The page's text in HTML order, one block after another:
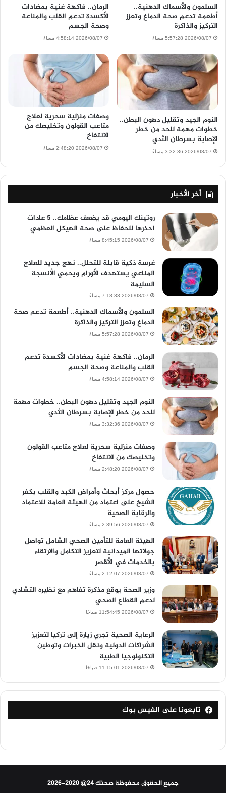
السلمون والأسماك الدهنية..
أطعمة تدعم صحة الدماغ وتعزز
التركيز والذاكرة
2026/08/07 5:57:28 مساءً
الرمان.. فاكهة غنية بمضادات
الأكسدة تدعم القلب والمناعة
وصحة الجسم
2026/08/07 4:58:14 مساءً
النوم الجيد وتقليل دهون البطن..
خطوات مهمة للحد من خطر
الإصابة بسرطان الثدي
2026/08/07 3:32:36 مساءً
وصفات منزلية سحرية لعلاج
متاعب القولون وتخليصك من
الانتفاخ
2026/08/07 2:48:20 مساءً
أخر الأخبار
روتينك اليومي قد يضعف عظامك.. 5 عادات
احذرها للحفاظ على صحة الهيكل العظمي
2026/08/07 8:45:15 مساءً
غرسة ذكية قابلة للتحلل.. نهج جديد للعلاج
المناعي يستهدف الأورام ويحمي الأنسجة
السليمة
2026/08/07 7:18:33 مساءً
السلمون والأسماك الدهنية.. أطعمة تدعم صحة
الدماغ وتعزز التركيز والذاكرة
2026/08/07 5:57:28 مساءً
الرمان.. فاكهة غنية بمضادات الأكسدة تدعم
القلب والمناعة وصحة الجسم
2026/08/07 4:58:14 مساءً
النوم الجيد وتقليل دهون البطن.. خطوات مهمة
للحد من خطر الإصابة بسرطان الثدي
2026/08/07 3:32:36 مساءً
وصفات منزلية سحرية لعلاج متاعب القولون
وتخليصك من الانتفاخ
2026/08/07 2:48:20 مساءً
حصول مركز أبحاث وأمراض الكبد والقلب بكفر
الشيخ على اعتماد من الهيئة العامة للاعتماد
والرقابة الصحية
2026/08/07 2:39:56 مساءً
الهيئة العامة للتأمين الصحي الشامل تواصل
جولاتها الميدانية لتعزيز التكامل والارتقاء
بالخدمات في الأقصر
2026/08/07 2:12:07 مساءً
وزير الصحة يوقع مذكرة تفاهم مع نظيره التشادي
لدعم القطاع الصحي
2026/08/07 11:54:45 صباحًا
الرعاية الصحية تجري زيارة إلى تركيا لتعزيز
الشراكات الدولية ونقل الخبرات وتوطين
التكنولوجيا الطبية
2026/08/07 11:15:01 صباحًا
تابعونا على الفيس بوك
جميع الحقوق محفوظة صحتك 24@ 2020-2026